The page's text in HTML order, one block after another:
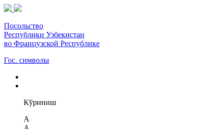
Посольство
Республики Узбекистан
во Французской Республике
Гос. символы
Кўриниш
A